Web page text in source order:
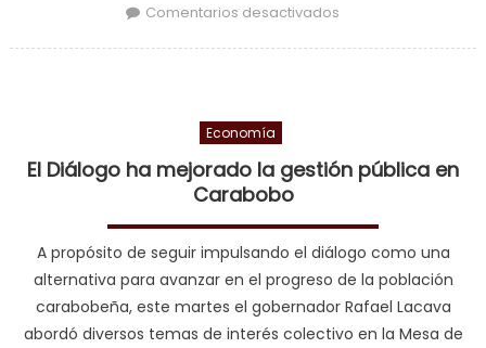
Comentarios desactivados
Economía
El Diálogo ha mejorado la gestión pública en
Carabobo
A propósito de seguir impulsando el diálogo como una
alternativa para avanzar en el progreso de la población
carabobeña, este martes el gobernador Rafael Lacava
abordó diversos temas de interés colectivo en la Mesa de